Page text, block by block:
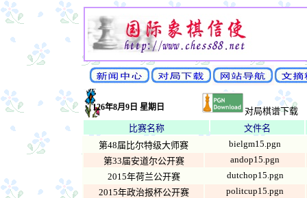
126年8月9日 星期日
对局棋谱下载
比赛名称
文件名
第48届比尔特级大师赛
bielgm15.pgn
第33届安道尔公开赛
andop15.pgn
2015年荷兰公开赛
dutchop15.pgn
2015年政治报杯公开赛
politcup15.pgn